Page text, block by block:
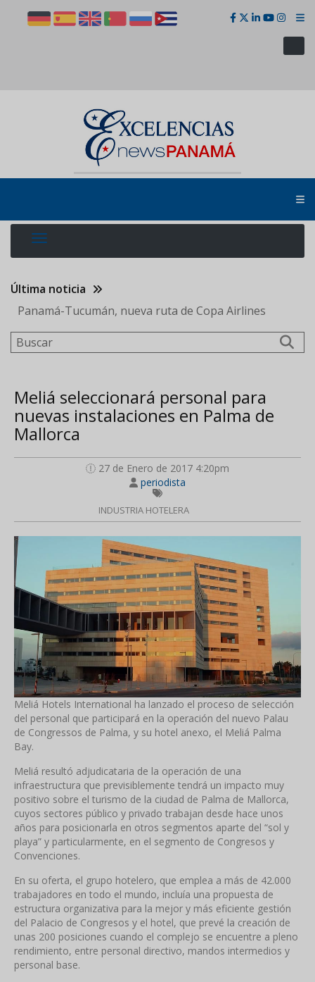
Última noticia
Panamá-Tucumán, nueva ruta de Copa Airlines
Buscar
Meliá seleccionará personal para
nuevas instalaciones en Palma de
Mallorca
27 de Enero de 2017 4:20pm
periodista
INDUSTRIA HOTELERA
Meliá Hotels International ha lanzado el proceso de selección
del personal que participará en la operación del nuevo Palau
de Congressos de Palma, y su hotel anexo, el Meliá Palma
Bay.
Meliá resultó adjudicataria de la operación de una
infraestructura que previsiblemente tendrá un impacto muy
positivo sobre el turismo de la ciudad de Palma de Mallorca,
cuyos sectores público y privado trabajan desde hace unos
años para posicionarla en otros segmentos aparte del “sol y
playa” y particularmente, en el segmento de Congresos y
Convenciones.
En su oferta, el grupo hotelero, que emplea a más de 42.000
trabajadores en todo el mundo, incluía una propuesta de
estructura organizativa para la mejor y más eficiente gestión
del Palacio de Congresos y el hotel, que prevé la creación de
unas 200 posiciones cuando el complejo se encuentre a pleno
rendimiento, entre personal directivo, mandos intermedios y
personal base.